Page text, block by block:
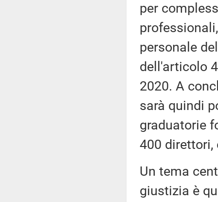
per
personale
dell'articolo
2020. A
sarà quindi
graduatorie
400 direttori,
Un tema
giustizia è